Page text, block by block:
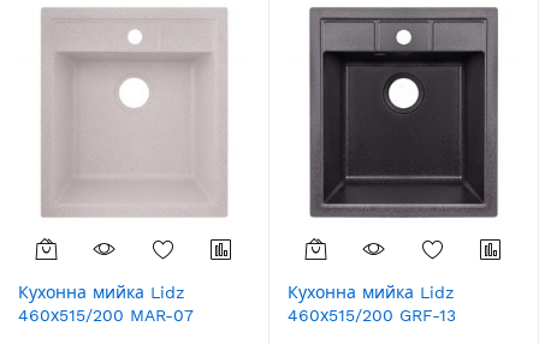
Кухонна мийка Lidz
460х515/200 MAR-07
Кухонна мийка Lidz
460х515/200 GRF-13